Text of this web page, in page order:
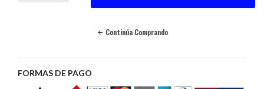
Continúa Comprando
FORMAS DE PAGO